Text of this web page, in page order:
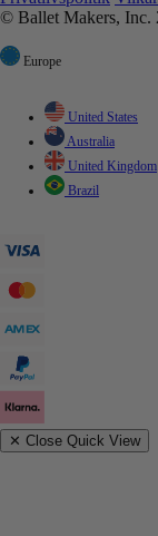
© Ballet Makers, Inc.
Europe
United States
Australia
United Kingdom
Brazil
✕ Close Quick View